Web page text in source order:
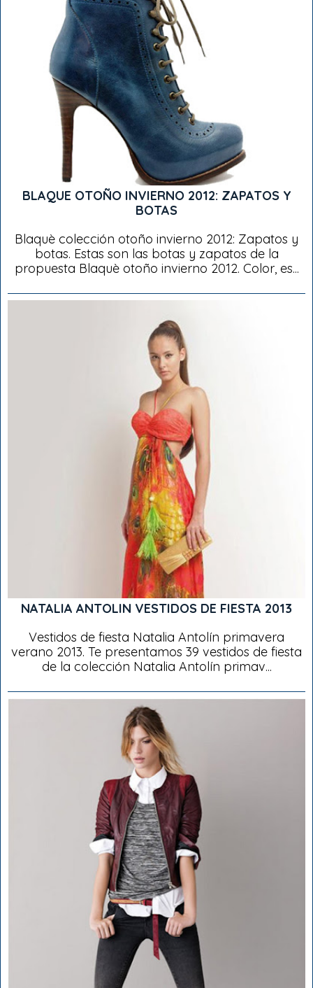
BLAQUE OTOÑO INVIERNO 2012: ZAPATOS Y
BOTAS
Blaquè colección otoño invierno 2012: Zapatos y
botas. Estas son las botas y zapatos de la
propuesta Blaquè otoño invierno 2012. Color, es...
NATALIA ANTOLIN VESTIDOS DE FIESTA 2013
Vestidos de fiesta Natalia Antolín primavera
verano 2013. Te presentamos 39 vestidos de fiesta
de la colección Natalia Antolín primav...